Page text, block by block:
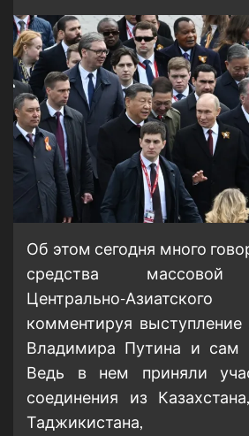
Об этом сегодня много
средства массовой
Центрально-
комментируя
Владимира Путина и сам
Ведь в нем приняли
соединения из
Таджикистана,